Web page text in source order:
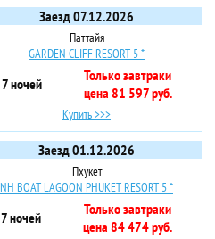
Заезд 07.12.2026
Паттайя
GARDEN CLIFF RESORT 5 *
7 ночей
Только завтраки
цена 81 597 руб.
Купить >>>
Заезд 01.12.2026
Пхукет
NH BOAT LAGOON PHUKET RESORT 5 *
7 ночей
Только завтраки
цена 84 474 руб.